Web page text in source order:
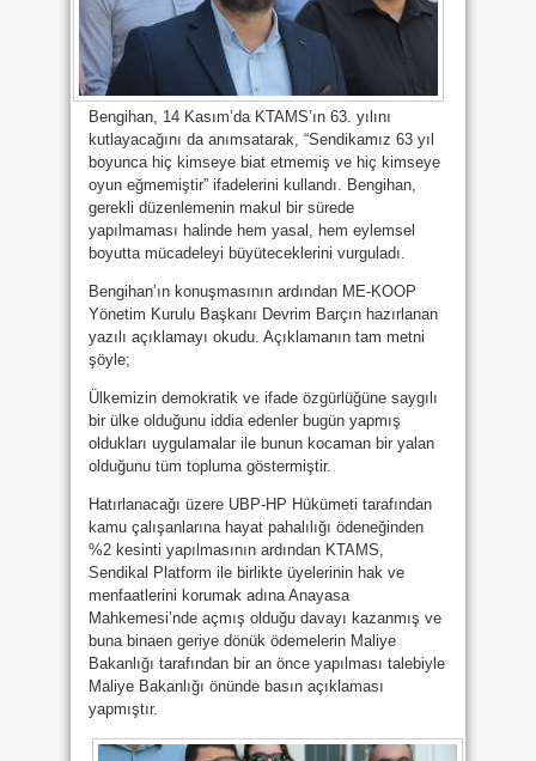
Bengihan, 14 Kasım’da KTAMS’ın 63. yılını
kutlayacağını da anımsatarak, “Sendikamız 63 yıl
boyunca hiç kimseye biat etmemiş ve hiç kimseye
oyun eğmemiştir” ifadelerini kullandı. Bengihan,
gerekli düzenlemenin makul bir sürede
yapılmaması halinde hem yasal, hem eylemsel
boyutta mücadeleyi büyüteceklerini vurguladı.
Bengihan’ın konuşmasının ardından ME-KOOP
Yönetim Kurulu Başkanı Devrim Barçın hazırlanan
yazılı açıklamayı okudu. Açıklamanın tam metni
şöyle;
Ülkemizin demokratik ve ifade özgürlüğüne saygılı
bir ülke olduğunu iddia edenler bugün yapmış
oldukları uygulamalar ile bunun kocaman bir yalan
olduğunu tüm topluma göstermiştir.
Hatırlanacağı üzere UBP-HP Hükümeti tarafından
kamu çalışanlarına hayat pahalılığı ödeneğinden
%2 kesinti yapılmasının ardından KTAMS,
Sendikal Platform ile birlikte üyelerinin hak ve
menfaatlerini korumak adına Anayasa
Mahkemesi’nde açmış olduğu davayı kazanmış ve
buna binaen geriye dönük ödemelerin Maliye
Bakanlığı tarafından bir an önce yapılması talebiyle
Maliye Bakanlığı önünde basın açıklaması
yapmıştır.